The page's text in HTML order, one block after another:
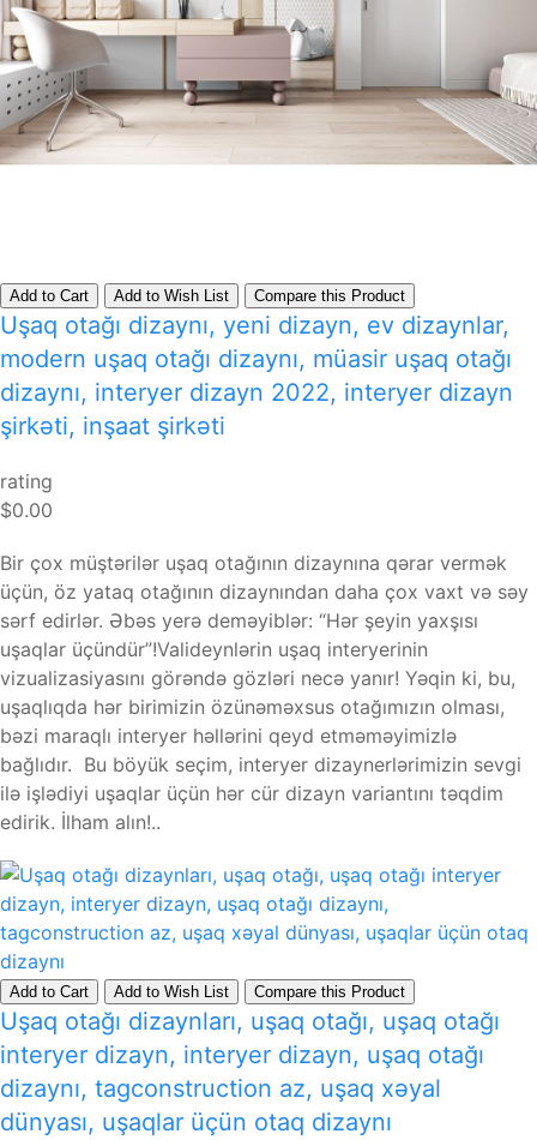
Add to Cart Add to Wish List Compare this Product
Uşaq otağı dizaynı, yeni dizayn, ev dizaynlar,
modern uşaq otağı dizaynı, müasir uşaq otağı
dizaynı, interyer dizayn 2022, interyer dizayn
şirkəti, inşaat şirkəti
rating
$0.00
Bir çox müştərilər uşaq otağının dizaynına qərar vermək
üçün, öz yataq otağının dizaynından daha çox vaxt və səy
sərf edirlər. Əbəs yerə deməyiblər: “Hər şeyin yaxşısı
uşaqlar üçündür”!Valideynlərin uşaq interyerinin
vizualizasiyasını görəndə gözləri necə yanır! Yəqin ki, bu,
uşaqlıqda hər birimizin özünəməxsus otağımızın olması,
bəzi maraqlı interyer həllərini qeyd etməməyimizlə
bağlıdır. Bu böyük seçim, interyer dizaynerlərimizin sevgi
ilə işlədiyi uşaqlar üçün hər cür dizayn variantını təqdim
edirik. İlham alın!..
Add to Cart Add to Wish List Compare this Product
Uşaq otağı dizaynları, uşaq otağı, uşaq otağı
interyer dizayn, interyer dizayn, uşaq otağı
dizaynı, tagconstruction az, uşaq xəyal
dünyası, uşaqlar üçün otaq dizaynı